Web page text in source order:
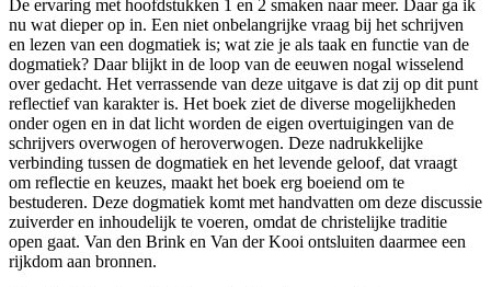
De ervaring met hoofdstukken 1 en 2 smaken naar meer. Daar ga ik
nu wat dieper op in. Een niet onbelangrijke vraag bij het schrijven
en lezen van een dogmatiek is; wat zie je als taak en functie van de
dogmatiek? Daar blijkt in de loop van de eeuwen nogal wisselend
over gedacht. Het verrassende van deze uitgave is dat zij op dit punt
reflectief van karakter is. Het boek ziet de diverse mogelijkheden
onder ogen en in dat licht worden de eigen overtuigingen van de
schrijvers overwogen of heroverwogen. Deze nadrukkelijke
verbinding tussen de dogmatiek en het levende geloof, dat vraagt
om reflectie en keuzes, maakt het boek erg boeiend om te
bestuderen. Deze dogmatiek komt met handvatten om deze discussie
zuiverder en inhoudelijk te voeren, omdat de christelijke traditie
open gaat. Van den Brink en Van der Kooi ontsluiten daarmee een
rijkdom aan bronnen.